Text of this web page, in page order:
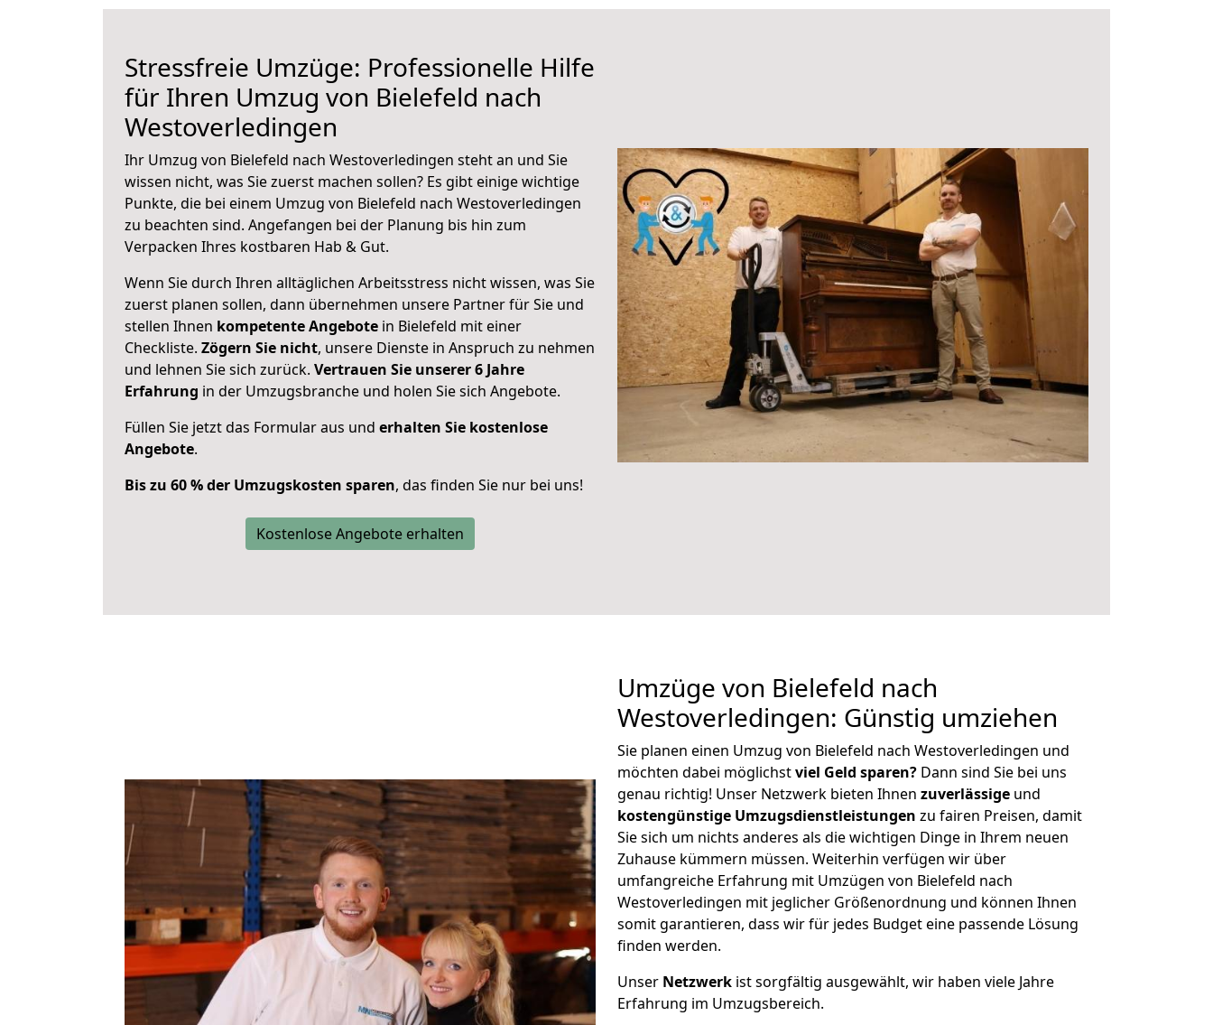
Stressfreie Umzüge: Professionelle Hilfe
für Ihren Umzug von Bielefeld nach
Westoverledingen
Ihr Umzug von Bielefeld nach Westoverledingen steht an und Sie
wissen nicht, was Sie zuerst machen sollen? Es gibt einige wichtige
Punkte, die bei einem Umzug von Bielefeld nach Westoverledingen
zu beachten sind. Angefangen bei der Planung bis hin zum
Verpacken Ihres kostbaren Hab & Gut.
Wenn Sie durch Ihren alltäglichen Arbeitsstress nicht wissen, was Sie
zuerst planen sollen, dann übernehmen unsere Partner für Sie und
stellen Ihnen kompetente Angebote in Bielefeld mit einer
Checkliste. Zögern Sie nicht, unsere Dienste in Anspruch zu nehmen
und lehnen Sie sich zurück. Vertrauen Sie unserer 6 Jahre
Erfahrung in der Umzugsbranche und holen Sie sich Angebote.
Füllen Sie jetzt das Formular aus und erhalten Sie kostenlose
Angebote.
Bis zu 60 % der Umzugskosten sparen, das finden Sie nur bei uns!
Kostenlose Angebote erhalten
Umzüge von Bielefeld nach
Westoverledingen: Günstig umziehen
Sie planen einen Umzug von Bielefeld nach Westoverledingen und
möchten dabei möglichstviel Geld sparen? Dann sind Sie bei uns
genau richtig! Unser Netzwerk bieten Ihnen zuverlässige und
kostengünstige Umzugsdienstleistungen zu fairen Preisen, damit
Sie sich um nichts anderes als die wichtigen Dinge in Ihrem neuen
Zuhause kümmern müssen. Weiterhin verfügen wir über
umfangreiche Erfahrung mit Umzügen von Bielefeld nach
Westoverledingen mit jeglicher Größenordnung und können Ihnen
somit garantieren, dass wir für jedes Budget eine passende Lösung
finden werden.
Unser Netzwerk ist sorgfältig ausgewählt, wir haben viele Jahre
Erfahrung im Umzugsbereich.